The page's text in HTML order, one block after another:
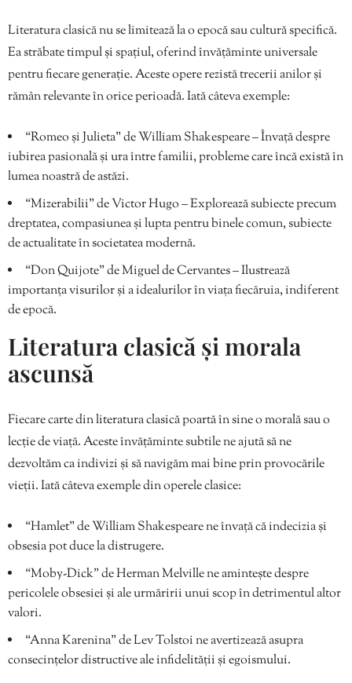
Literatura clasică nu se limitează la o epocă sau cultură specifică.
Ea străbate timpul și spațiul, oferind învățăminte universale
pentru fiecare generație. Aceste opere rezistă trecerii anilor și
rămân relevante în orice perioadă. Iată câteva exemple:
“Romeo și Julieta” de William Shakespeare – Învață despre
iubirea pasională și ura între familii, probleme care încă există în
lumea noastră de astăzi.
“Mizerabilii” de Victor Hugo – Explorează subiecte precum
dreptatea, compasiunea și lupta pentru binele comun, subiecte
de actualitate în societatea modernă.
“Don Quijote” de Miguel de Cervantes – Ilustrează
importanța visurilor și a idealurilor în viața fiecăruia, indiferent
de epocă.
Literatura clasică și morala
ascunsă
Fiecare carte din literatura clasică poartă în sine o morală sau o
lecție de viață. Aceste învățăminte subtile ne ajută să ne
dezvoltăm ca indivizi și să navigăm mai bine prin provocările
vieții. Iată câteva exemple din operele clasice:
“Hamlet” de William Shakespeare ne învață că indecizia și
obsesia pot duce la distrugere.
“Moby-Dick” de Herman Melville ne amintește despre
pericolele obsesiei și ale urmăririi unui scop în detrimentul altor
valori.
“Anna Karenina” de Lev Tolstoi ne avertizează asupra
consecințelor distructive ale infidelității și egoismului.